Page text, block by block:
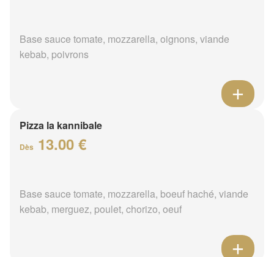
Base sauce tomate, mozzarella, oignons, viande
kebab, poivrons
Pizza la kannibale
Dès 13.00 €
Base sauce tomate, mozzarella, boeuf haché, viande
kebab, merguez, poulet, chorizo, oeuf